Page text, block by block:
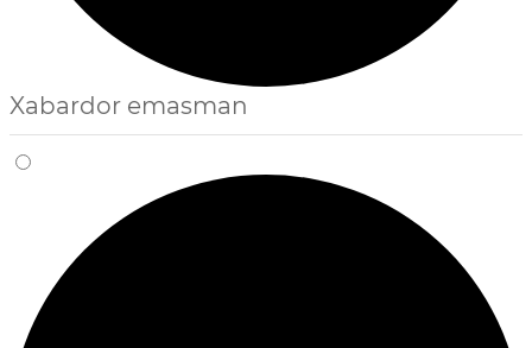
Xabardor emasman